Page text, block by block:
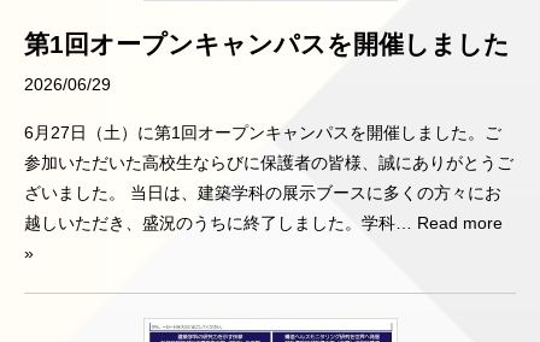
第1回オープンキャンパスを開催しました
2026/06/29
6月27日（土）に第1回オープンキャンパスを開催しました。ご
参加いただいた高校生ならびに保護者の皆様、誠にありがとうご
ざいました。 当日は、建築学科の展示ブースに多くの方々にお
越しいただき、盛況のうちに終了しました。学科 … Read more
»